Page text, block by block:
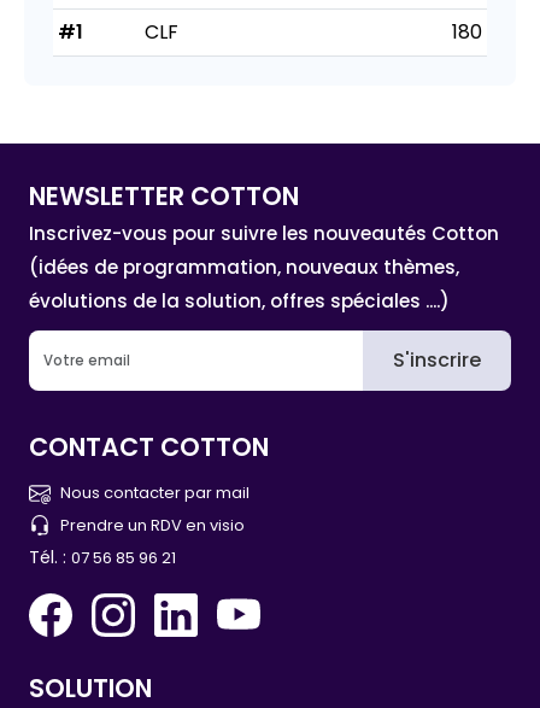
#1
CLF 180
NEWSLETTER COTTON
Inscrivez-vous pour suivre les nouveautés Cotton
(idées de programmation, nouveaux thèmes,
évolutions de la solution, offres spéciales ....)
S'inscrire
CONTACT COTTON
Nous contacter par mail
Prendre un RDV en visio
Tél. : 07 56 85 96 21
SOLUTION